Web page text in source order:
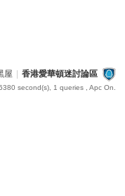
屋 香港愛華頓迷討論區
second(s), 1 queries , Apc On.